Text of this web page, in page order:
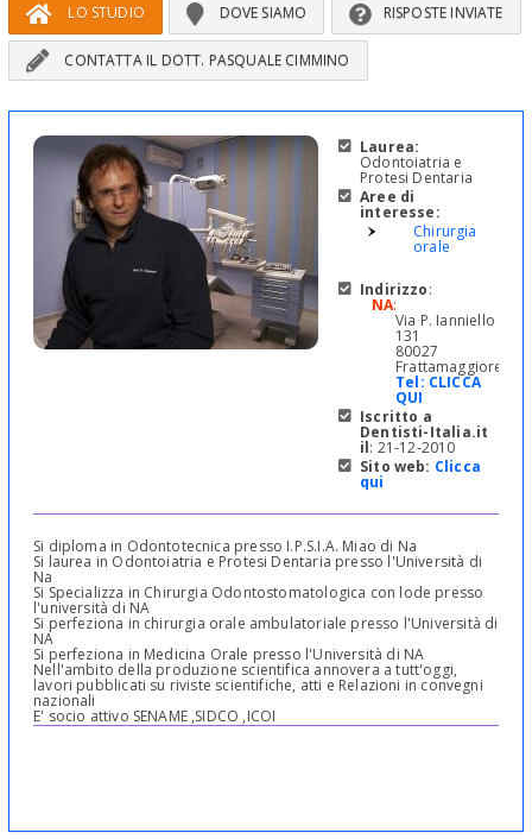
LO STUDIO DOVE SIAMO RISPOSTE INVIATE
CONTATTA IL DOTT. PASQUALE CIMMINO
Laurea:
Odontoiatria e
Protesi Dentaria
Aree di
interesse:
Chirurgia
orale
Indirizzo:
NA:
Via P. Ianniello
131
80027
Frattamaggiore
Tel: CLICCA
QUI
Iscritto a
Dentisti-Italia.it
il: 21-12-2010
Sito web: Clicca
qui
Si diploma in Odontotecnica presso I.P.S.I.A. Miao di Na
Si laurea in Odontoiatria e Protesi Dentaria presso l'Università di
Na
Si Specializza in Chirurgia Odontostomatologica con lode presso
l'università di NA
Si perfeziona in chirurgia orale ambulatoriale presso l'Università di
NA
Si perfeziona in Medicina Orale presso l'Università di NA
Nell'ambito della produzione scientifica annovera a tutt'oggi,
lavori pubblicati su riviste scientifiche, atti e Relazioni in convegni
nazionali
E' socio attivo SENAME ,SIDCO ,ICOI